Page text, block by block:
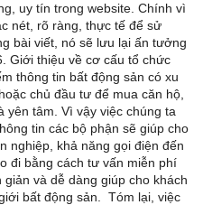
uy tín trong website. Chính vì
nét, rõ ràng, thực tế để sử
bài viết, nó sẽ lưu lại ấn tưởng
Giới thiệu về cơ cấu tổ chức
thông tin bất động sản có xu
chủ đầu tư để mua căn hộ,
yên tâm. Vì vậy việc chúng ta
tin các bộ phận sẽ giúp cho
nghiệp, khả năng gọi điện đến
đi bằng cách tư vấn miễn phí
và dễ dàng giúp cho khách
bất động sản. Tóm lại, việc